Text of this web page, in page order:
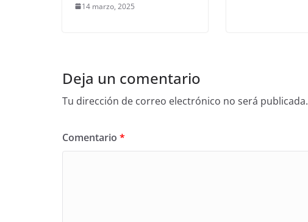
14 marzo, 2025
Deja un comentario
Tu dirección de correo electrónico no será publicada.
Comentario *